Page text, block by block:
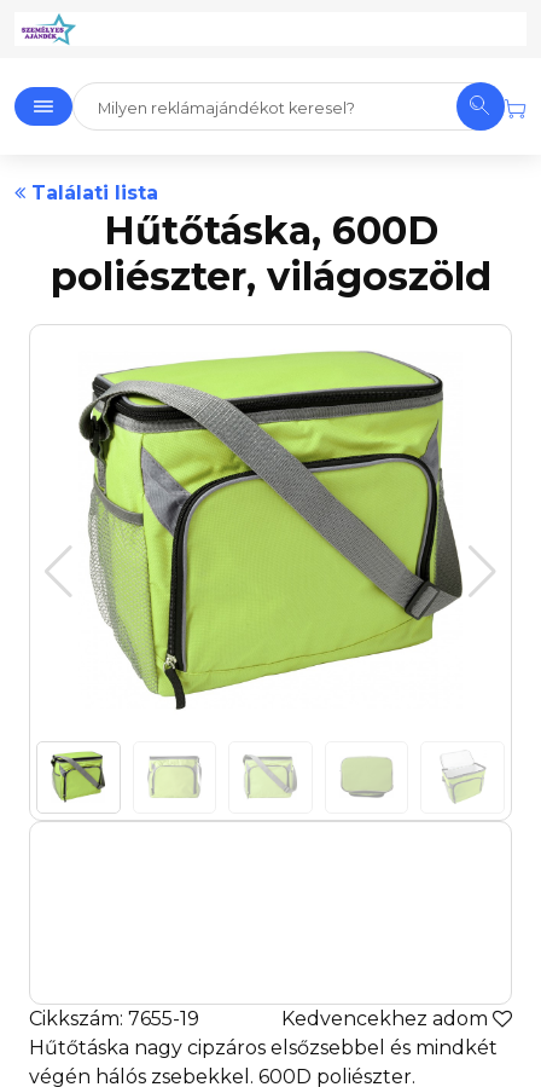
Találati lista
Hűtőtáska, 600D
poliészter, világoszöld
Cikkszám: 7655-19
Kedvencekhez adom
Hűtőtáska nagy cipzáros elsőzsebbel és mindkét
végén hálós zsebekkel. 600D poliészter.